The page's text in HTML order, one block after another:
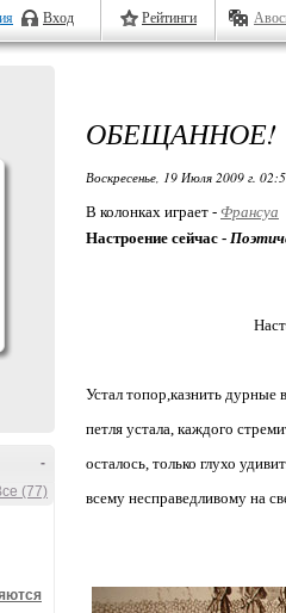
Вход Рейтинги
-
(77)
ОБЕЩАННОЕ!
Воскресенье, 19 Июля 2009 г.
В колонках играет - Франсуа
Настроение сейчас -
Устал топор,казнить дурные
петля устала, каждого
осталось, только глухо
всему несправедливому на